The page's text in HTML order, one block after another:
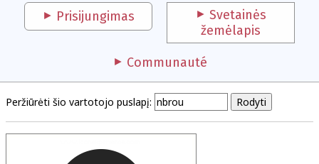
Prisijungimas
Svetainės
žemėlapis
Communauté
Peržiūrėti šio vartotojo puslapį: